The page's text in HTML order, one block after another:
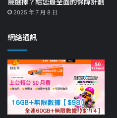
2025 年 7 月 8 日
網絡通訊